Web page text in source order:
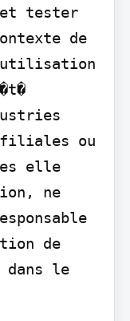
tester
de
filiales ou
elle
ne
de
dans le